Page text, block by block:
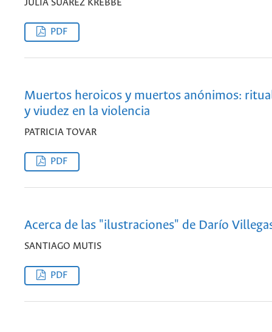
JULIA SUAREZ KREBBE
PDF
Muertos heroicos y muertos anónimos:
y viudez en la violencia
PATRICIA TOVAR
PDF
Acerca de las "ilustraciones" de Darío
SANTIAGO MUTIS
PDF